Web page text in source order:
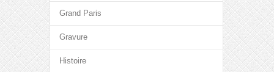
Grand Paris
Gravure
Histoire